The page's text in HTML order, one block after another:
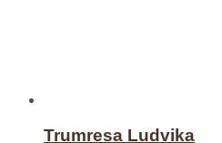
Trumresa Ludvika